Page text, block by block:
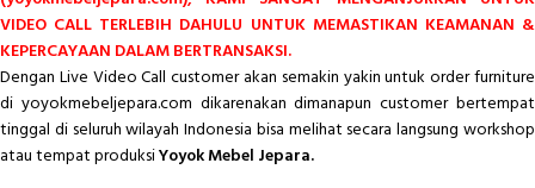
VIDEO CALL TERLEBIH DAHULU UNTUK MEMASTIKAN KEAMANAN &
KEPERCAYAAN DALAM BERTRANSAKSI.
Dengan Live Video Call customer akan semakin yakin untuk order furniture
di yoyokmebeljepara.com dikarenakan dimanapun customer bertempat
tinggal di seluruh wilayah Indonesia bisa melihat secara langsung workshop
atau tempat produksiYoyok Mebel Jepara.